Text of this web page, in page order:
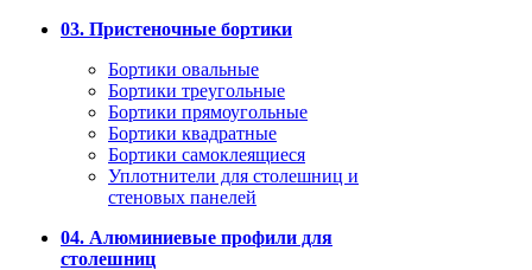
03. Пристеночные бортики
Бортики овальные
Бортики треугольные
Бортики прямоугольные
Бортики квадратные
Бортики самоклеящиеся
Уплотнители для столешниц и
стеновых панелей
04. Алюминиевые профили для
столешниц